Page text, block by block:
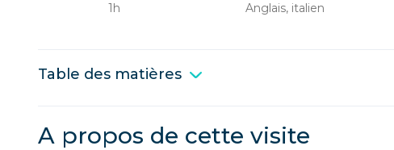
1h Anglais, italien
Table des matières
A propos de cette visite